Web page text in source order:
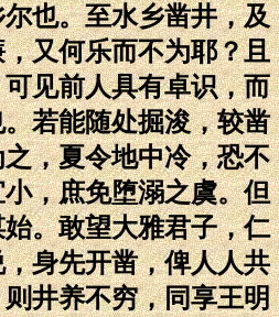
也。至水乡凿井，及
又何乐而不为耶？且
见前人具有卓识，而
若能随处掘浚，较凿
，夏令地中冷，恐不
，庶免堕溺之虞。但
。敢望大雅君子，仁
身先开凿，俾人人共
井养不穷，同享王明